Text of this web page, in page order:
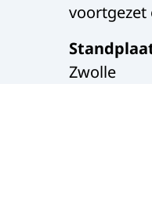
voortgezet
Zwolle